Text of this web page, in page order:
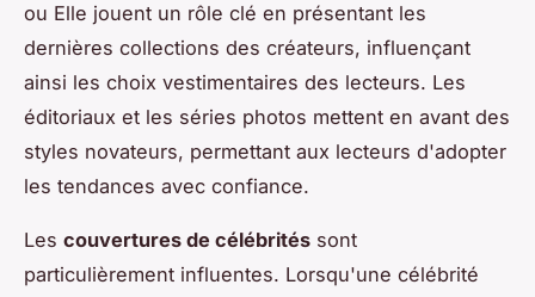
ou Elle jouent un rôle clé en présentant les
dernières collections des créateurs, influençant
ainsi les choix vestimentaires des lecteurs. Les
éditoriaux et les séries photos mettent en avant des
styles novateurs, permettant aux lecteurs d'adopter
les tendances avec confiance.
Les couvertures de célébrités sont
particulièrement influentes. Lorsqu'une célébrité